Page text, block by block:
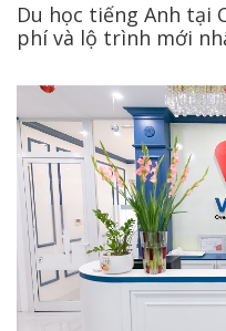
Du học tiếng Anh tại
phí và lộ trình mới